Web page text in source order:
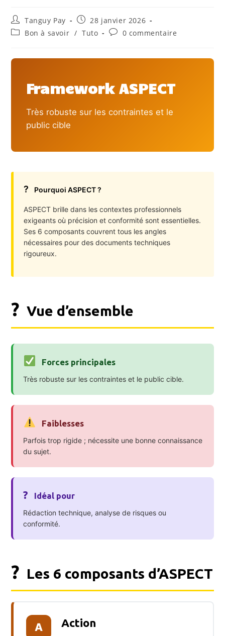
Auteur/autrice
de
la
Tanguy Pay
Publication
publiée :
28 janvier 2026
PostBon à savoir / Tuto
Commentaires
publication :
0 commentaire
Framework ASPECT
Très robuste sur les contraintes et le
public cible
? Pourquoi ASPECT ?
ASPECT brille dans les contextes professionnels
exigeants où précision et conformité sont essentielles.
Ses 6 composants couvrent tous les angles
nécessaires pour des documents techniques
rigoureux.
? Vue d’ensemble
Forces principales
Très robuste sur les contraintes et le public cible.
Faiblesses
Parfois trop rigide ; nécessite une bonne connaissance
du sujet.
? Idéal pour
Rédaction technique, analyse de risques ou
conformité.
? Les 6 composants d’ASPECT
A Action